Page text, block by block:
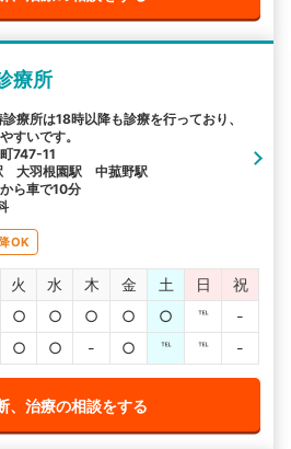
療所
療所は18時以降も診療を行っており、
すいです。
747-11
大羽根園駅 中菰野駅
ら車で10分
OK
火 水 木 金 土 日
祝
○ ○ ○ ○ ○ ℡
-
○ ○ - ○ ℡ ℡ -
、治療の相談をする